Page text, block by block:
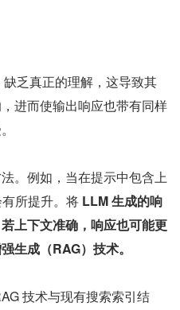
乏真正的理解，这导致其
进而使输出响应也带有同样
。例如，当在提示中包含上
所提升。将 LLM 生成的响
上下文准确，响应也可能更
生成（RAG）技术。
技术与现有搜索索引结